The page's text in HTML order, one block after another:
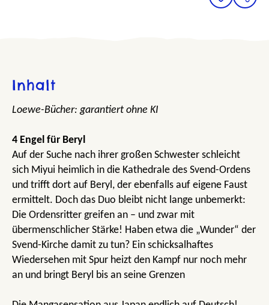
Inhalt
Loewe-Bücher: garantiert ohne KI
4 Engel für Beryl
Auf der Suche nach ihrer großen Schwester schleicht
sich Miyui heimlich in die Kathedrale des Svend-Ordens
und trifft dort auf Beryl, der ebenfalls auf eigene Faust
ermittelt. Doch das Duo bleibt nicht lange unbemerkt:
Die Ordensritter greifen an – und zwar mit
übermenschlicher Stärke! Haben etwa die „Wunder“ der
Svend-Kirche damit zu tun? Ein schicksalhaftes
Wiedersehen mit Spur heizt den Kampf nur noch mehr
an und bringt Beryl bis an seine Grenzen